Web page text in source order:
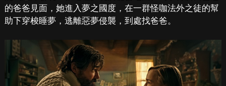
的爸爸見面，她進入夢之國度，在一群怪咖法外之徒的幫
助下穿梭睡夢，逃離惡夢侵襲，到處找爸爸。